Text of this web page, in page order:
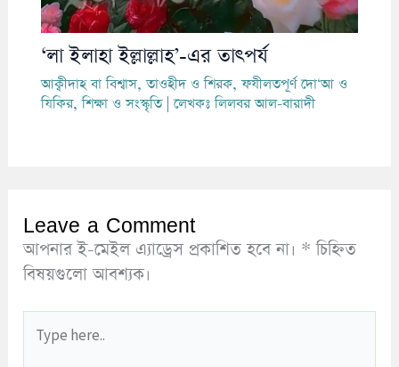
‘লা ইলাহা ইল্লাল্লাহ’-এর তাৎপর্য
আক্বীদাহ বা বিশ্বাস,তাওহীদ ও শিরক,ফযীলতপূর্ণ দো‘আ ও
যিকির,শিক্ষা ও সংস্কৃতি| লেখকঃলিলবর আল-বারাদী
Leave a Comment
আপনার ই-মেইল এ্যাড্রেস প্রকাশিত হবে না। * চিহ্নিত
বিষয়গুলো আবশ্যক।
here..